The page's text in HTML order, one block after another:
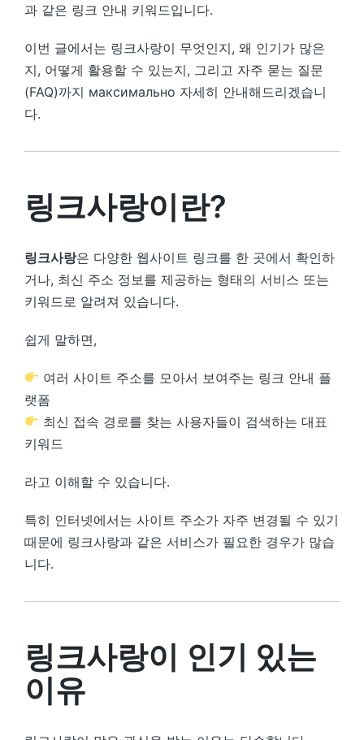
과 같은 링크 안내 키워드입니다.
이번 글에서는 링크사랑이 무엇인지, 왜 인기가 많은
지, 어떻게 활용할 수 있는지, 그리고 자주 묻는 질문
(FAQ)까지 максимально 자세히 안내해드리겠습니
다.
링크사랑이란?
링크사랑은 다양한 웹사이트 링크를 한 곳에서 확인하
거나, 최신 주소 정보를 제공하는 형태의 서비스 또는
키워드로 알려져 있습니다.
쉽게 말하면,
여러 사이트 주소를 모아서 보여주는 링크 안내 플
랫폼
최신 접속 경로를 찾는 사용자들이 검색하는 대표
키워드
라고 이해할 수 있습니다.
특히 인터넷에서는 사이트 주소가 자주 변경될 수 있기
때문에 링크사랑과 같은 서비스가 필요한 경우가 많습
니다.
링크사랑이 인기 있는
이유